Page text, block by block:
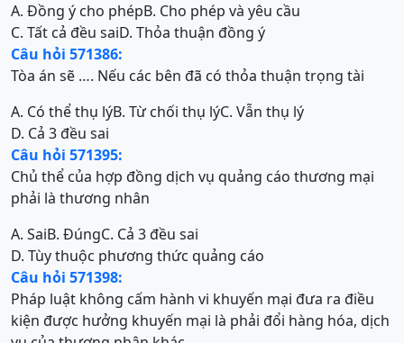
A. Đồng ý cho phépB. Cho phép và yêu cầu
C. Tất cả đều saiD. Thỏa thuận đồng ý
Câu hỏi 571386:
Tòa án sẽ …. Nếu các bên đã có thỏa thuận trọng tài
A. Có thể thụ lýB. Từ chối thụ lýC. Vẫn thụ lý
D. Cả 3 đều sai
Câu hỏi 571395:
Chủ thể của hợp đồng dịch vụ quảng cáo thương mại
phải là thương nhân
A. SaiB. ĐúngC. Cả 3 đều sai
D. Tùy thuộc phương thức quảng cáo
Câu hỏi 571398:
Pháp luật không cấm hành vi khuyến mại đưa ra điều
kiện được hưởng khuyến mại là phải đổi hàng hóa, dịch